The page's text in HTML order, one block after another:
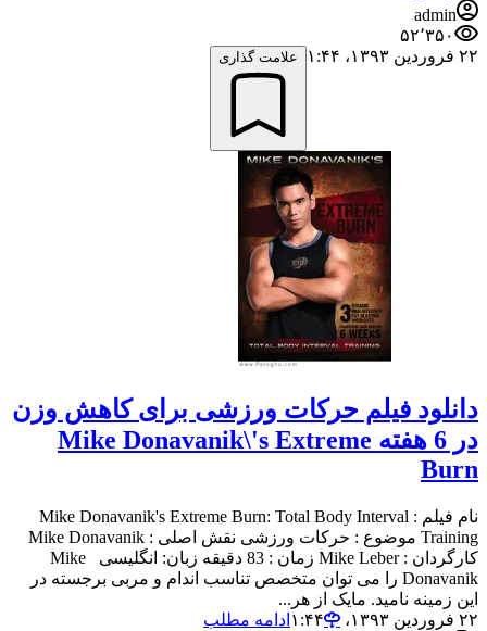
admin
۵۲٬۳۵۰
۲۲ فروردین ۱۳۹۳،‏ ۱:۴۴
علامت گذاری
دانلود فیلم حرکات ورزشی برای کاهش وزن
در 6 هفته Mike Donavanik\'s Extreme
Burn
نام فیلم : Mike Donavanik's Extreme Burn: Total Body Interval
Training موضوع : حرکات ورزشی نقش اصلی : Mike Donavanik
کارگردان : Mike Leber زمان : 83 دقیقه زبان: انگلیسی Mike
Donavanik را می توان متخصص تناسب اندام و مربی برجسته در
این زمینه نامید. مایک از هر...
۲۲ فروردین ۱۳۹۳،‏ ۱:۴۴
ادامه مطلب